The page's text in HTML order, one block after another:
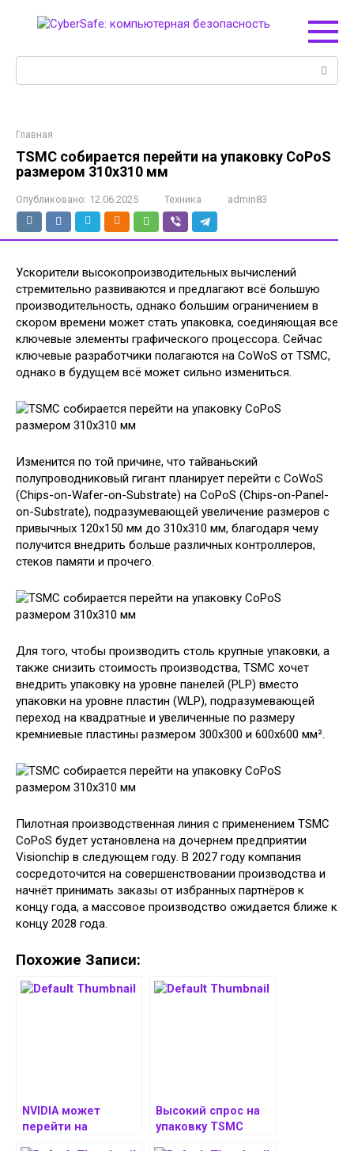
Главная
TSMC собирается перейти на упаковку CoPoS
размером 310х310 мм
Опубликовано: 12.06.2025 Техника admin83
Ускорители высокопроизводительных вычислений
стремительно развиваются и предлагают всё большую
производительность, однако большим ограничением в
скором времени может стать упаковка, соединяющая все
ключевые элементы графического процессора. Сейчас
ключевые разработчики полагаются на CoWoS от TSMC,
однако в будущем всё может сильно измениться.
Изменится по той причине, что тайваньский
полупроводниковый гигант планирует перейти с CoWoS
(Chips-on-Wafer-on-Substrate) на CoPoS (Chips-on-Panel-
on-Substrate), подразумевающей увеличение размеров с
привычных 120х150 мм до 310х310 мм, благодаря чему
получится внедрить больше различных контроллеров,
стеков памяти и прочего.
Для того, чтобы производить столь крупные упаковки, а
также снизить стоимость производства, TSMC хочет
внедрить упаковку на уровне панелей (PLP) вместо
упаковки на уровне пластин (WLP), подразумевающей
переход на квадратные и увеличенные по размеру
кремниевые пластины размером 300х300 и 600х600 мм².
Пилотная производственная линия с применением TSMC
CoPoS будет установлена на дочернем предприятии
Visionchip в следующем году. В 2027 году компания
сосредоточится на совершенствовании производства и
начнёт принимать заказы от избранных партнёров к
концу года, а массовое производство ожидается ближе к
концу 2028 года.
Похожие Записи:
NVIDIA может
перейти на
Высокий спрос на
упаковку TSMC